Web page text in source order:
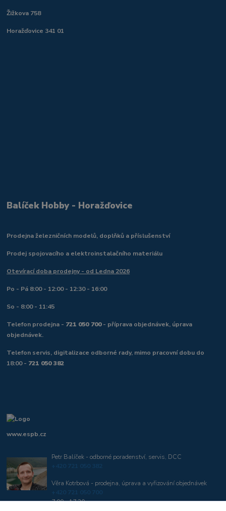
Žižkova 758
Horažďovice 341 01
Balíček Hobby - Horažďovice
Prodejna železničních modelů, doplňků a příslušenství
Prodej spojovacího a elektroinstalačního materiálu
Otevírací doba prodejny - od Ledna 2026
Po - Pá 8:00 - 12:00 - 12:30 - 16:00
So - 8:00 - 11:45
Telefon prodejna - 721 050 700- příprava objednávek, úprava
objednávek.
Telefon servis, digitalizace odborné rady, mimo pracovní dobu do
18:00 - 721 050 382
www.espb.cz
Petr Balíček - odborné poradenství, servis, DCC
+420 721 050 382
Věra Kotrbová - prodejna, úprava a vyřizování objednávek
+420 721 050 700
7:00 - 17:30